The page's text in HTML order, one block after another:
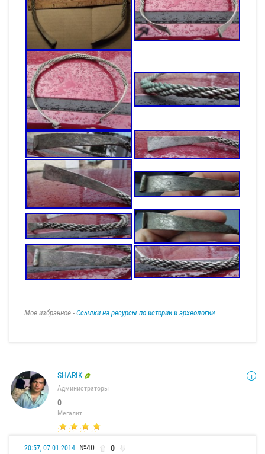
Мое избранное - Ссылки на ресурсы по истории и археологии
SHARIK
Администраторы
0
Мегалит
20:57, 07.01.2014 №40 0